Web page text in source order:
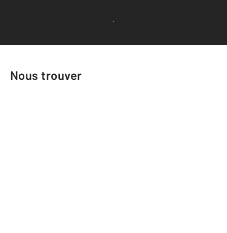
Voir tous les avis clients
Nous trouver